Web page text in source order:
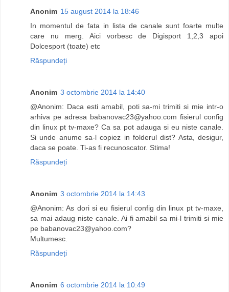
Anonim 15 august 2014 la 18:46
In momentul de fata in lista de canale sunt foarte multe
care nu merg. Aici vorbesc de Digisport 1,2,3 apoi
Dolcesport (toate) etc
Răspundeți
Anonim 3 octombrie 2014 la 14:40
@Anonim: Daca esti amabil, poti sa-mi trimiti si mie intr-o
arhiva pe adresa babanovac23@yahoo.com fisierul config
din linux pt tv-maxe? Ca sa pot adauga si eu niste canale.
Si unde anume sa-l copiez in folderul dist? Asta, desigur,
daca se poate. Ti-as fi recunoscator. Stima!
Răspundeți
Anonim 3 octombrie 2014 la 14:43
@Anonim: As dori si eu fisierul config din linux pt tv-maxe,
sa mai adaug niste canale. Ai fi amabil sa mi-l trimiti si mie
pe babanovac23@yahoo.com?
Multumesc.
Răspundeți
Anonim 6 octombrie 2014 la 10:49